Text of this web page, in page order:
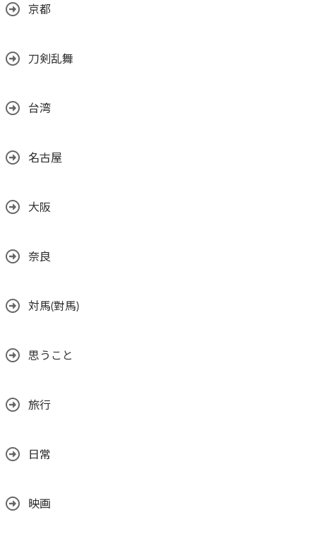
京都
刀剣乱舞
台湾
名古屋
大阪
奈良
対馬(對馬)
思うこと
旅行
日常
映画